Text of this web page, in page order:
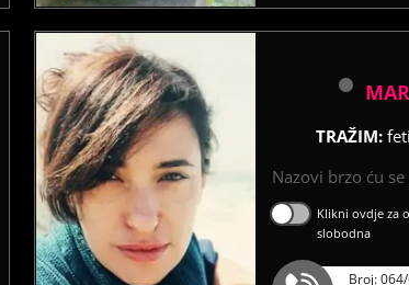
TRAŽIM:
Nazovi brzo ću
Klikni ovdje za
slobodna
Broj: